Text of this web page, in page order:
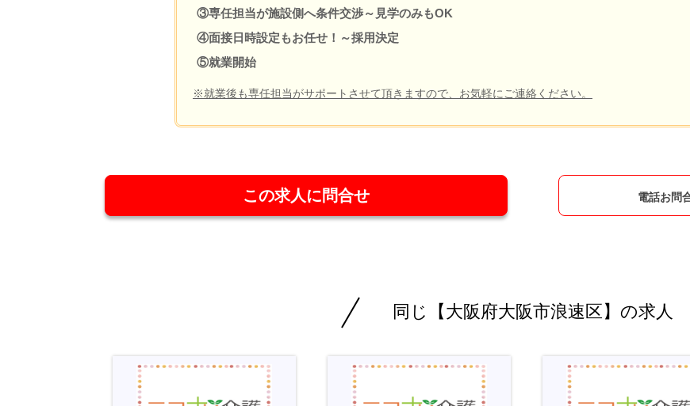
③専任担当が施設側へ条件交渉～見学のみもOK
④面接日時設定もお任せ！～採用決定
⑤就業開始
※就業後も専任担当がサポートさせて頂きますので、お気軽にご連絡ください。
この求人に問合せ 電話お問
同じ【大阪府大阪市浪速区】の求人